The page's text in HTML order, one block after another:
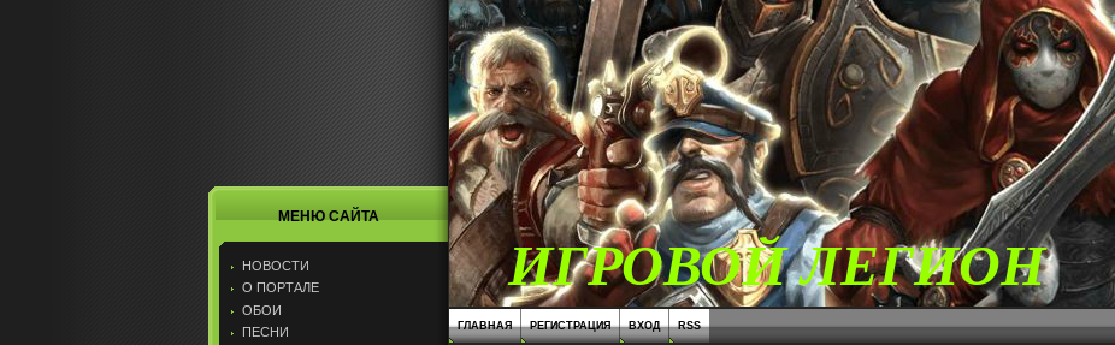
МЕНЮ САЙТА
НОВОСТИ
О ПОРТАЛЕ
ОБОИ
ПЕСНИ
ИГРОВОЙ ЛЕГИОН
ГЛАВНАЯ РЕГИСТРАЦИЯ ВХОД RSS